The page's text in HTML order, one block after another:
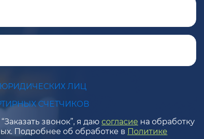
ЛИЦ
СЧЕТЧИКОВ
звонок”, я даю согласие на обработку
Подробнее об обработке в Политике